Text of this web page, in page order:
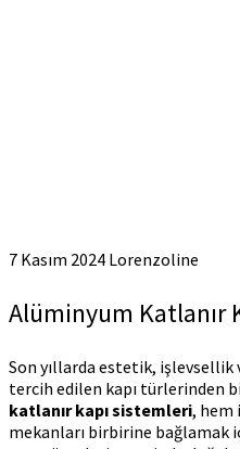
7 Kasım 2024 Lorenzoline
Alüminyum Katlanır
Son yıllarda estetik, işlevsellik
tercih edilen kapı türlerinden
katlanır kapı sistemleri, hem
mekanları birbirine bağlamak